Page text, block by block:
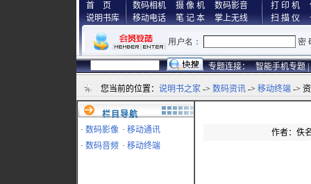
首 页
说明书库
数码相机 摄 像 机
数码影音
移动电话
笔 记 本 掌上无线
打 印 机
扫 描 仪
专题连接： 智能手机专题 |
您当前的位置： 说明书之家 -> 数码资讯 -> 移动终端 ->
栏目导航
· 数码影像 · 移动通讯
· 数码音频 · 移动终端
作者：佚